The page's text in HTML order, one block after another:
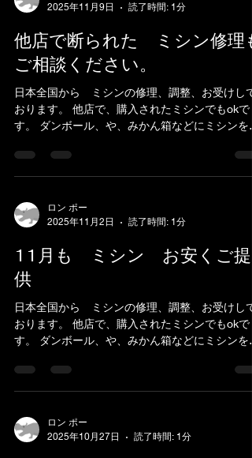
2025年11月9日
読了時間: 1分
他店で断られた ミシン修理も
ご相談ください。
日本全国から ミシンの修理、調整、お受けして
おります。 他店で、購入されたミシンでもokで
す。 ダンボール、や、みかん箱などにミシンを入
詰めて、 ガムテープで、フタを閉めてお送りくだ
さい。...
ロン ポー
2025年11月2日
読了時間: 1分
11月も ミシン お安くご提
供
日本全国から ミシンの修理、調整、お受けして
おります。 他店で、購入されたミシンでもokで
す。 ダンボール、や、みかん箱などにミシンを入
詰めて、 ガムテープで、フタを閉めてお送りくだ
さい。...
ロン ポー
2025年10月27日
読了時間: 1分